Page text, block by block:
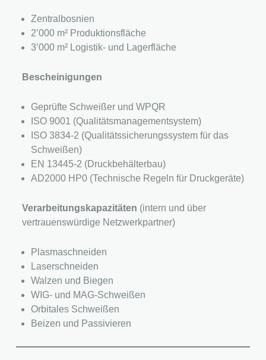
Zentralbosnien
2’000 m² Produktionsfläche
3’000 m² Logistik- und Lagerfläche
Bescheinigungen
Geprüfte Schweißer und WPQR
ISO 9001 (Qualitätsmanagementsystem)
ISO 3834-2 (Qualitätssicherungssystem für das
Schweißen)
EN 13445-2 (Druckbehälterbau)
AD2000 HP0 (Technische Regeln für Druckgeräte)
Verarbeitungskapazitäten (intern und über
vertrauenswürdige Netzwerkpartner)
Plasmaschneiden
Laserschneiden
Walzen und Biegen
WIG- und MAG-Schweißen
Orbitales Schweißen
Beizen und Passivieren